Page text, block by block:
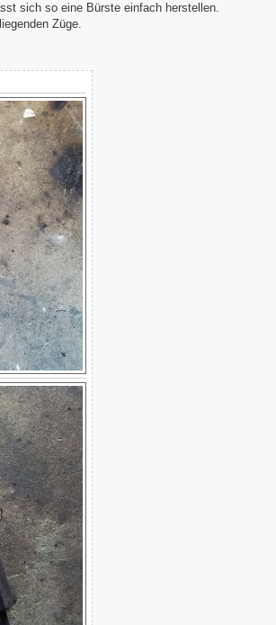
sich so eine Bürste einfach herstellen.
Züge.